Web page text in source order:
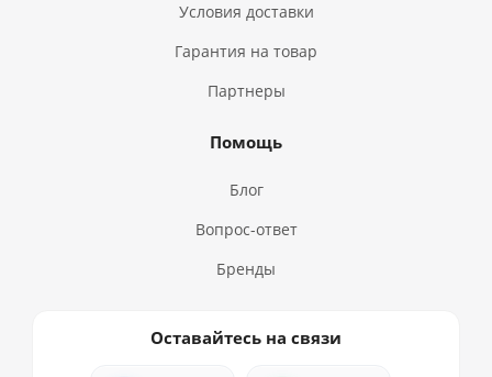
Условия доставки
Гарантия на товар
Партнеры
Помощь
Блог
Вопрос-ответ
Бренды
Оставайтесь на связи